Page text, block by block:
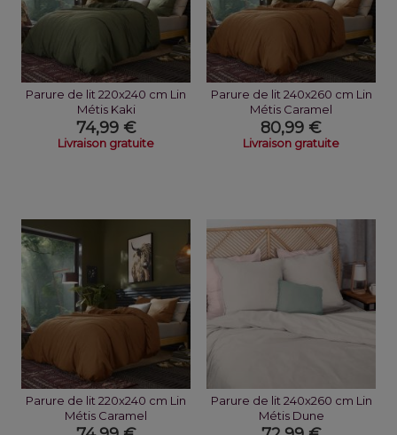
Parure de lit 220x240 cm Lin
Métis Kaki
74,99 €
Livraison gratuite
Parure de lit 240x260 cm Lin
Métis Caramel
80,99 €
Livraison gratuite
Parure de lit 220x240 cm Lin
Métis Caramel
Parure de lit 240x260 cm Lin
Métis Dune